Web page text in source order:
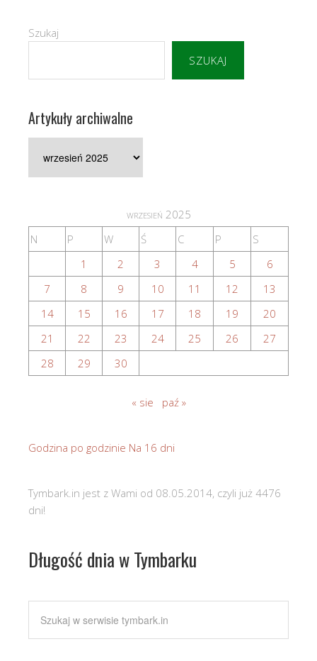
Szukaj
SZUKAJ
Artykuły archiwalne
archiwalne
wrzesień 2025
N
P W Ś C P
S
1
2 3 4 5
6
7
8 9 10 11 12
13
14
15 16 17 18 19
20
21
22 23 24 25 26
27
28
29 30
« sie paź »
Godzina po godzinie Na 16 dni
Tymbark.in jest z Wami od 08.05.2014, czyli już 4476
dni!
Długość dnia w Tymbarku